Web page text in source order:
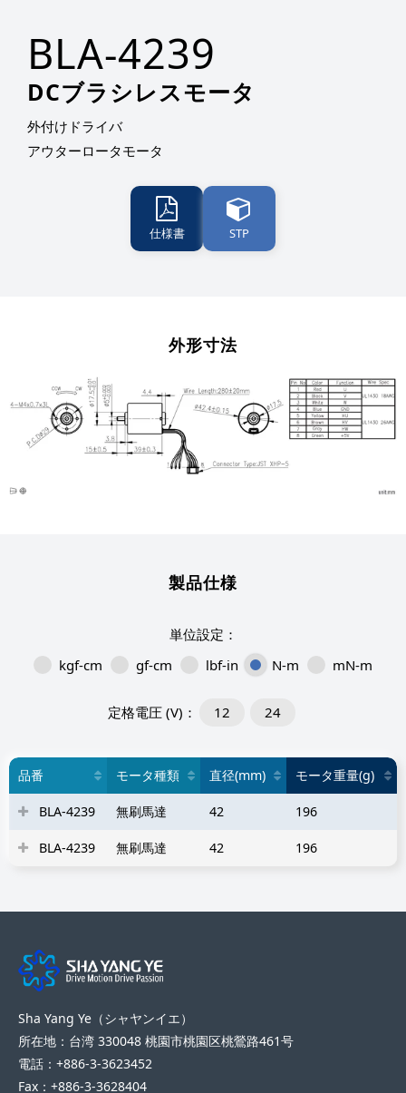
BLA-4239
DCブラシレスモータ
外付けドライバ
アウターロータモータ
仕様書 STP
外形寸法
製品仕様
kgf-cm gf-cm lbf-in N-m mN-m
12 24
品番 モータ種類 直径(mm) モータ重量(g)
BLA-4239 無刷馬達 42 196
BLA-4239 無刷馬達 42 196
Sha Yang Ye（シャヤンイエ）
所在地：台湾 330048 桃園市桃園区桃鶯路461号
電話：+886-3-3623452
Fax：+886-3-3628404